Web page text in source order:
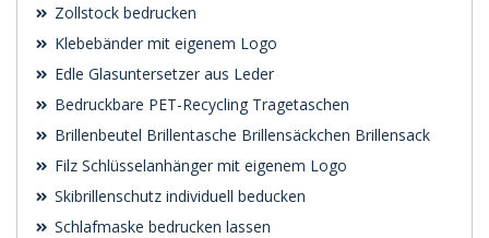
Zollstock bedrucken
Klebebänder mit eigenem Logo
Edle Glasuntersetzer aus Leder
Bedruckbare PET-Recycling Tragetaschen
Brillenbeutel Brillentasche Brillensäckchen Brillensack
Filz Schlüsselanhänger mit eigenem Logo
Skibrillenschutz individuell beducken
Schlafmaske bedrucken lassen